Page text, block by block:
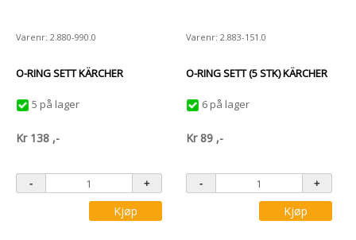
Varenr: 2.880-990.0
O-RING SETT KÄRCHER
5 på lager
Kr 138 ,-
Kjøp
Varenr: 2.883-151.0
O-RING SETT (5 STK) KÄRCHER
6 på lager
Kr 89 ,-
Kjøp